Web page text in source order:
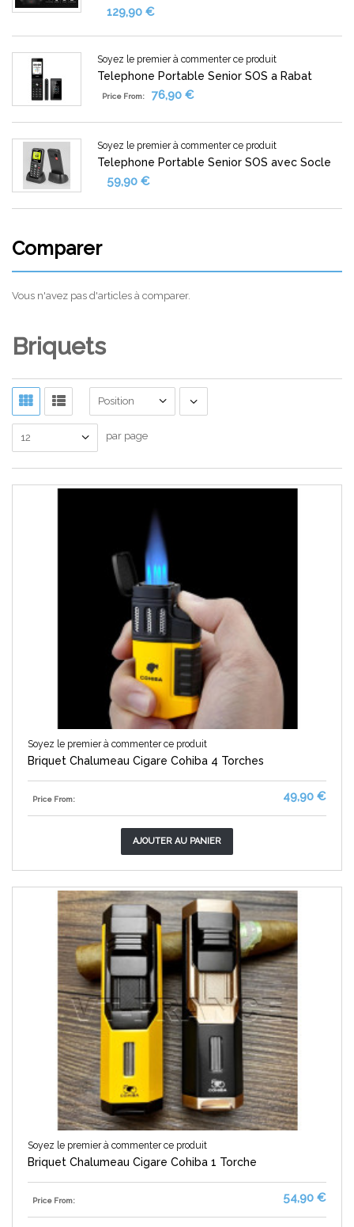
129,90 €
Soyez le premier à commenter ce produit
Telephone Portable Senior SOS a Rabat
Price From: 76,90 €
Soyez le premier à commenter ce produit
Telephone Portable Senior SOS avec Socle
59,90 €
Comparer
Vous n'avez pas d'articles à comparer.
Briquets
Position
12 par page
Soyez le premier à commenter ce produit
Briquet Chalumeau Cigare Cohiba 4 Torches
Price From: 49,90 €
AJOUTER AU PANIER
Soyez le premier à commenter ce produit
Briquet Chalumeau Cigare Cohiba 1 Torche
Price From: 54,90 €